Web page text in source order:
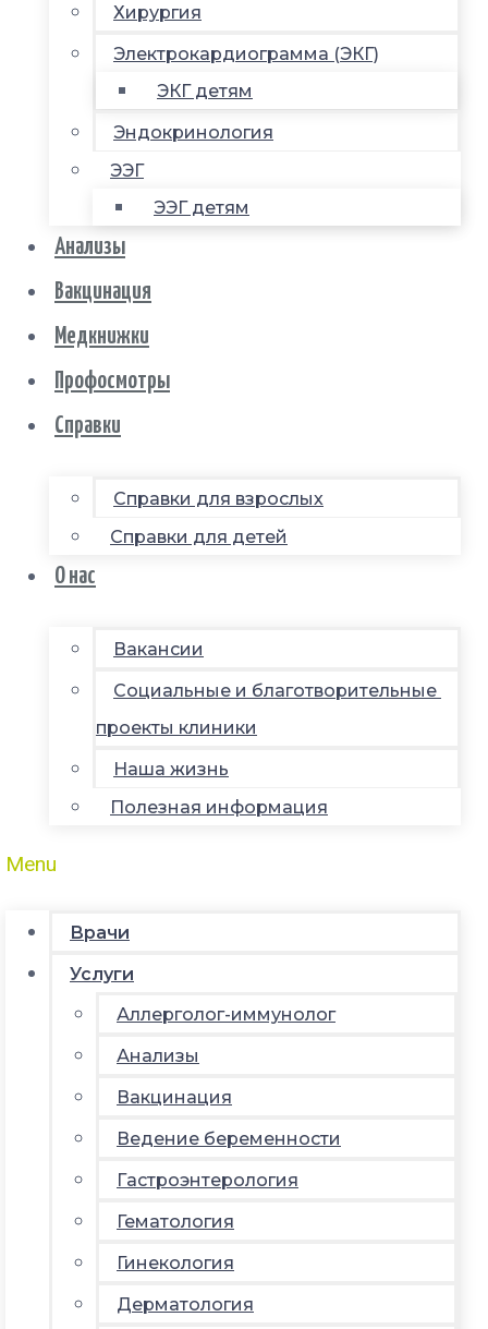
Хирургия
Электрокардиограмма (ЭКГ)
ЭКГ детям
Эндокринология
ЭЭГ
ЭЭГ детям
Анализы
Вакцинация
Медкнижки
Профосмотры
Справки
Справки для взрослых
Справки для детей
О нас
Вакансии
Социальные и благотворительные
проекты клиники
Наша жизнь
Полезная информация
Menu
Врачи
Услуги
Аллерголог-иммунолог
Анализы
Вакцинация
Ведение беременности
Гастроэнтерология
Гематология
Гинекология
Дерматология